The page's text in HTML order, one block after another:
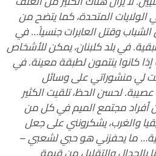
المتحدة، كما يتضح من
الشباب وقتل العابرات جنسياً… في
في بلد كلبنان، يمكن للأشخاص
كانوا ينتمون لطبقة معينة. في
لي منشوراتي على وسائل
عصيبة.لحسن الحظ، تلقيت الكثير
أفراد مجتمع الميم في كل من
والغرب، يشكرونني على جعل
ما يحفزني هو حبي لشعبي –